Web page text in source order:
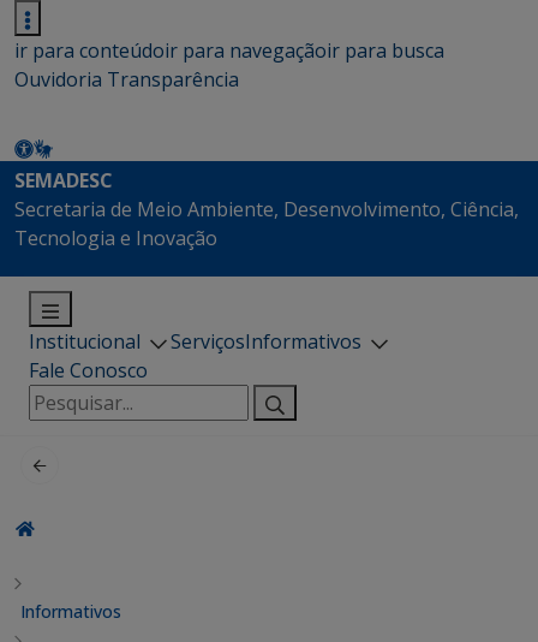
ir para conteúdoir para navegaçãoir para busca
Ouvidoria Transparência
SEMADESC
Secretaria de Meio Ambiente, Desenvolvimento, Ciência,
Tecnologia e Inovação
Institucional ServiçosInformativos
Fale Conosco
Pesquisar
por:
Informativos